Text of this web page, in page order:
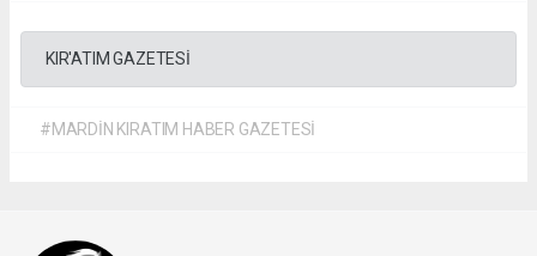
KIR'ATIM GAZETESİ
#MARDİN KIRATIM HABER GAZETESİ